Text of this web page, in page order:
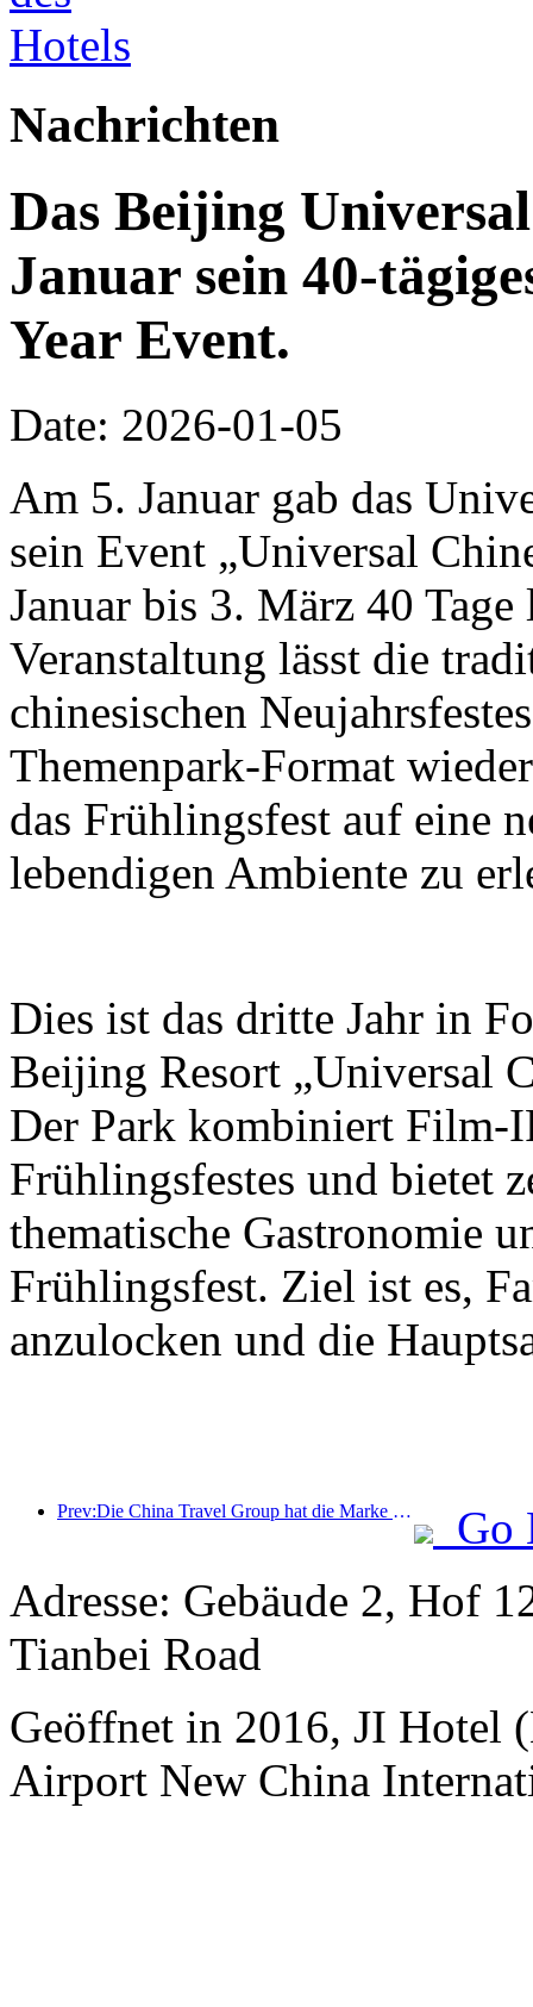
Nachrichten
Das Beijing
Januar sein 40-
Year Event.
Date: 2026-01-05
Am 5. Januar gab das
sein Event „Universal
Januar bis 3. März 40
Veranstaltung lässt die
chinesischen
Themenpark-Format
das Frühlingsfest auf eine
lebendigen Ambiente zu
Dies ist das dritte Jahr in
Beijing Resort „Universal
Der Park kombiniert Film-
Frühlingsfestes und bietet
thematische Gastronomie
Frühlingsfest. Ziel ist es,
anzulocken und die
Prev:Die China Travel Group hat die Marke „China Travel Good Times“ ins Leben gerufen, um in den Markt für Seniorentourismus zu expandieren.
Go
Adresse: Gebäude 2, Hof
Tianbei Road
Geöffnet in 2016, JI Hotel
Airport New China